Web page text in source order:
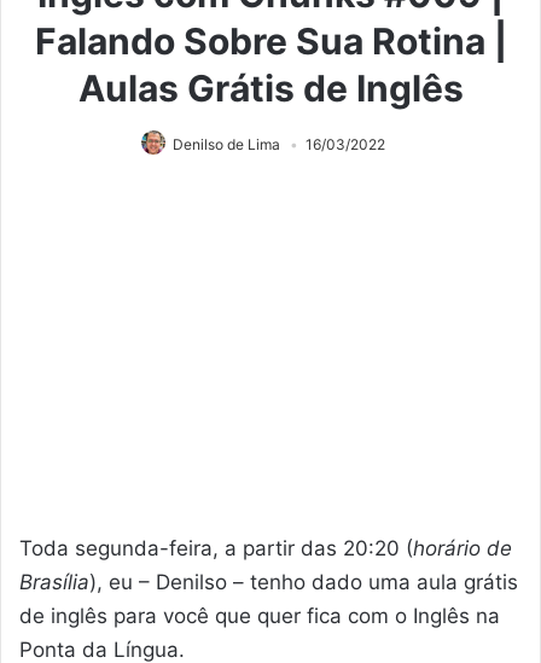
Falando Sobre Sua Rotina |
Aulas Grátis de Inglês
Denilso de Lima 16/03/2022
Toda segunda-feira, a partir das 20:20 (horário de
Brasília), eu – Denilso – tenho dado uma aula grátis
de inglês para você que quer fica com o Inglês na
Ponta da Língua.